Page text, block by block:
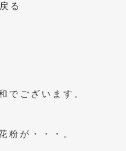
る
でございます。
粉が・・・。